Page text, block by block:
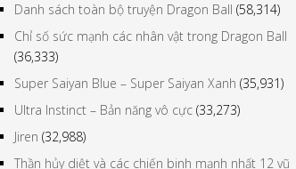
Danh sách toàn bộ truyện Dragon Ball (58,314)
Chỉ số sức mạnh các nhân vật trong Dragon Ball
(36,333)
Super Saiyan Blue – Super Saiyan Xanh (35,931)
Ultra Instinct – Bản năng vô cực (33,273)
Jiren (32,988)
Thần hủy diệt và các chiến binh mạnh nhất 12 vũ